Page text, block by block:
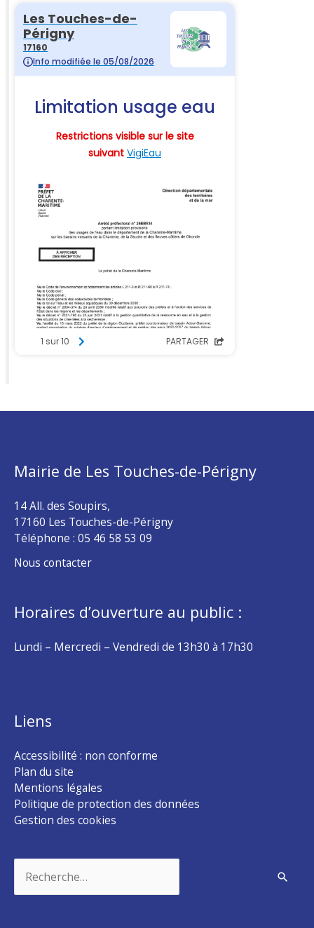
Mairie de Les Touches-de-Périgny
14 All. des Soupirs,
17160 Les Touches-de-Périgny
Téléphone : 05 46 58 53 09
Nous contacter
Horaires d’ouverture au public :
Lundi – Mercredi – Vendredi de 13h30 à 17h30
Liens
Accessibilité : non conforme
Plan du site
Mentions légales
Politique de protection des données
Gestion des cookies